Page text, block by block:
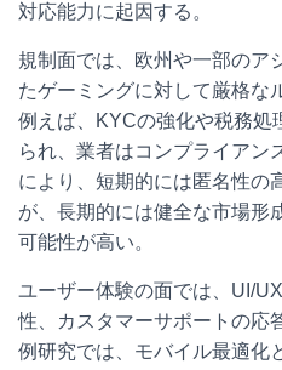
対応能力に起因する。
規制面では、欧州や一部のア
たゲーミングに対して厳格な
例えば、KYCの強化や税務処
られ、業者はコンプライアン
により、短期的には匿名性の
が、長期的には健全な市場形
可能性が高い。
ユーザー体験の面では、UI/
性、カスタマーサポートの応
例研究では、モバイル最適化